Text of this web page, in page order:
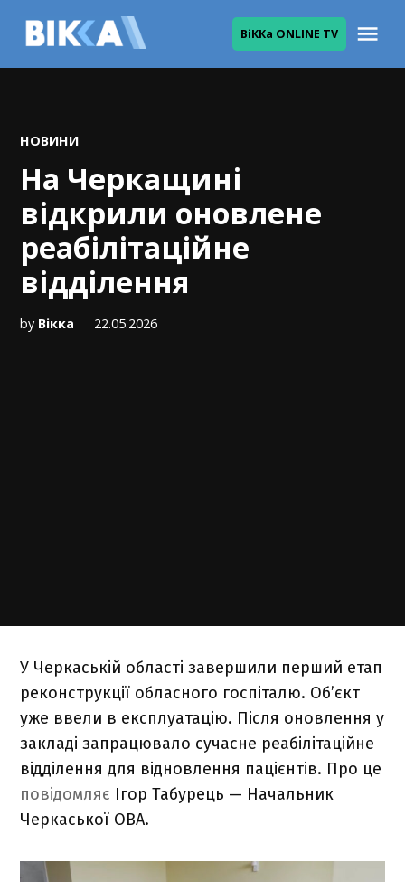
ВіККа ONLINE TV
POSTED
НОВИНИ
На Черкащині
відкрили оновлене
реабілітаційне
відділення
by Вікка 22.05.2026
У Черкаській області завершили перший етап
реконструкції обласного госпіталю. Об’єкт
уже ввели в експлуатацію. Після оновлення у
закладі запрацювало сучасне реабілітаційне
відділення для відновлення пацієнтів. Про це
повідомляє Ігор Табурець — Начальник
Черкаської ОВА.